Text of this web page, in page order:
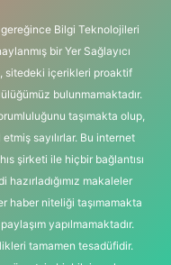
gereğince Bilgi Teknolojileri
bir Yer Sağlayıcı
sitedeki içerikleri proaktif
bulunmamaktadır.
taşımakta olup,
sayılırlar. Bu internet
şirketi ile hiçbir bağlantısı
makaleler
haber niteliği taşımamakta
yapılmamaktadır.
tamamen tesadüfidir.